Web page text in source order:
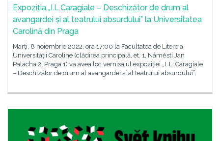
Expoziția „I.L.Caragiale – Deschizător de drum al
avangardei și al teatrului absurdului” la Universitatea
Carolină din Praga
Marți, 8 noiembrie 2022, ora 17:00 la Facultatea de Litere a
Universității Caroline (clădirea principală, et. 1, Náměstí Jan
Palacha 2, Praga 1) va avea loc vernisajul expoziției „I. L. Caragiale
– Deschizător de drum al avangardei și al teatrului absurdului”.